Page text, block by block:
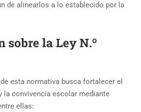
de alinearlos a lo establecido por la
sobre la Ley N.º
esta normativa busca fortalecer el
la convivencia escolar mediante
ellas: